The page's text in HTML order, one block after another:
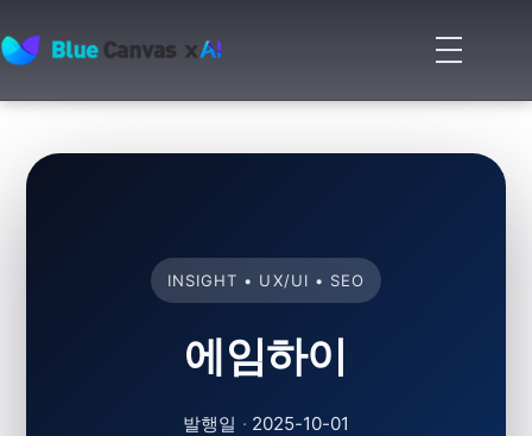
BLUECANVAS
메
뉴
기
INSIGHT • UX/UI • SEO
에임하이
발행일 · 2025-10-01